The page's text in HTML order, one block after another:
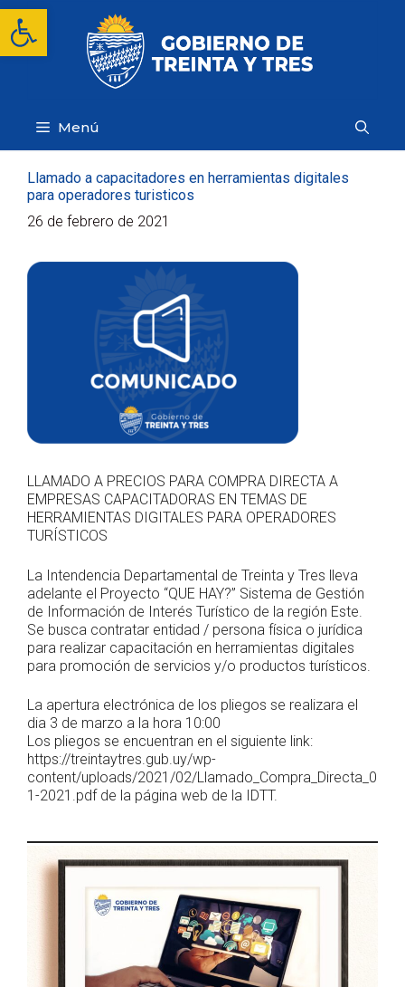
Abrir barra de herramientas
Saltar
contenido
Menú
Llamado a capacitadores en herramientas digitales
para operadores turisticos
26 de febrero de 2021
LLAMADO A PRECIOS PARA COMPRA DIRECTA A
EMPRESAS CAPACITADORAS EN TEMAS DE
HERRAMIENTAS DIGITALES PARA OPERADORES
TURÍSTICOS
La Intendencia Departamental de Treinta y Tres lleva
adelante el Proyecto “QUE HAY?” Sistema de Gestión
de Información de Interés Turístico de la región Este.
Se busca contratar entidad / persona física o jurídica
para realizar capacitación en herramientas digitales
para promoción de servicios y/o productos turísticos.
La apertura electrónica de los pliegos se realizara el
dia 3 de marzo a la hora 10:00
Los pliegos se encuentran en el siguiente link:
https://treintaytres.gub.uy/wp-
content/uploads/2021/02/Llamado_Compra_Directa_0
1-2021.pdf de la página web de la IDTT.